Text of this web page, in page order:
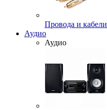
Провода и кабели
Аудио
Аудио